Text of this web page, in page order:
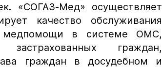
«СОГАЗ-Мед» осуществляет
качество обслуживания
медпомощи в системе ОМС,
граждан,
граждан в досудебном и